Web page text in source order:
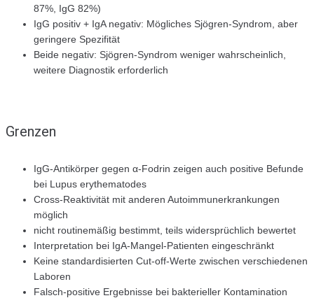
87%, IgG 82%)
IgG positiv + IgA negativ: Mögliches Sjögren-Syndrom, aber
geringere Spezifität
Beide negativ: Sjögren-Syndrom weniger wahrscheinlich,
weitere Diagnostik erforderlich
Grenzen
IgG-Antikörper gegen α-Fodrin zeigen auch positive Befunde
bei Lupus erythematodes
Cross-Reaktivität mit anderen Autoimmunerkrankungen
möglich
nicht routinemäßig bestimmt, teils widersprüchlich bewertet
Interpretation bei IgA-Mangel-Patienten eingeschränkt
Keine standardisierten Cut-off-Werte zwischen verschiedenen
Laboren
Falsch-positive Ergebnisse bei bakterieller Kontamination